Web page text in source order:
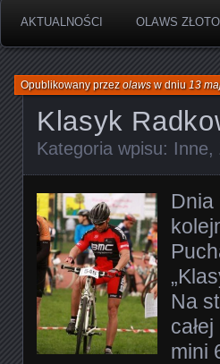
AKTUALNOŚCI OLAWS
Klasyk
Opublikowany przezolawsw dniu13
Kategoria wpisu: Inne,
Dnia
Na
mini